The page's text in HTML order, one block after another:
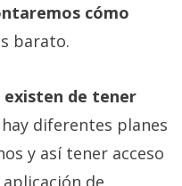
cómo
barato.
existen de tener
diferentes planes
y así tener acceso